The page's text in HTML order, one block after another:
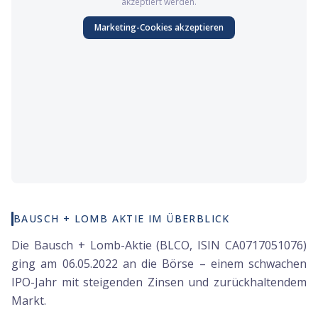
Marketing-Cookies akzeptieren
BAUSCH + LOMB AKTIE IM ÜBERBLICK
Die Bausch + Lomb-Aktie (BLCO, ISIN CA0717051076)
ging am 06.05.2022 an die Börse – einem schwachen
IPO-Jahr mit steigenden Zinsen und zurückhaltendem
Markt.